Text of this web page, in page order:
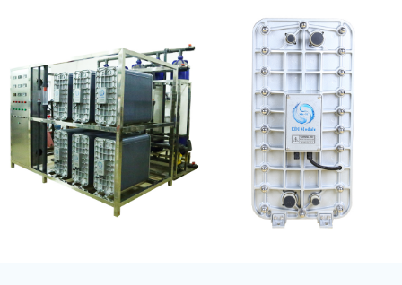
麦克尼斯EDI模块维修 MK-TC100 EDI设备